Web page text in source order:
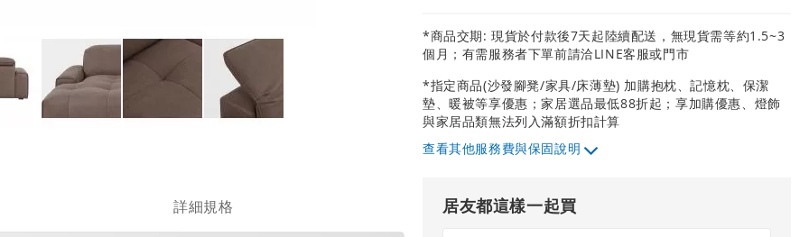
庫
*商品交期: 現貨於付款後7天起陸續配送，無現貨需等約1.5~3
個月；有需服務者下單前請洽LINE客服或門市
*指定商品(沙發腳凳/家具/床薄墊) 加購抱枕、記憶枕、保潔
墊、暖被等享優惠；家居選品最低88折起；享加購優惠、燈飾
與家居品類無法列入滿額折扣計算
其他服務費與保固說明
居友都這樣一起買
詳細規格